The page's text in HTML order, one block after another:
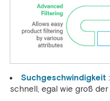
Suchgeschwindigkeit
schnell, egal wie groß der